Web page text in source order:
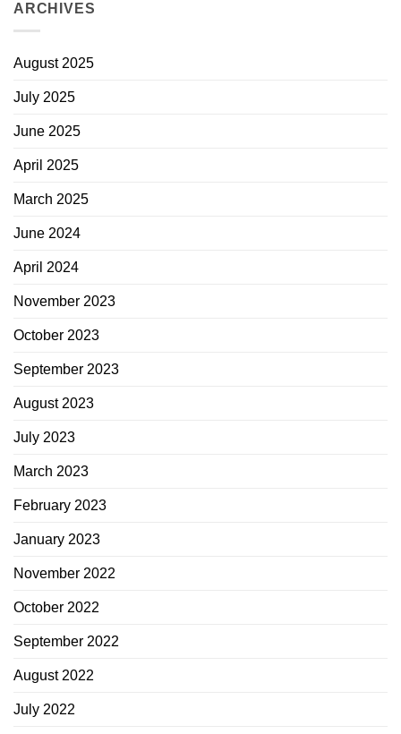
ARCHIVES
August 2025
July 2025
June 2025
April 2025
March 2025
June 2024
April 2024
November 2023
October 2023
September 2023
August 2023
July 2023
March 2023
February 2023
January 2023
November 2022
October 2022
September 2022
August 2022
July 2022